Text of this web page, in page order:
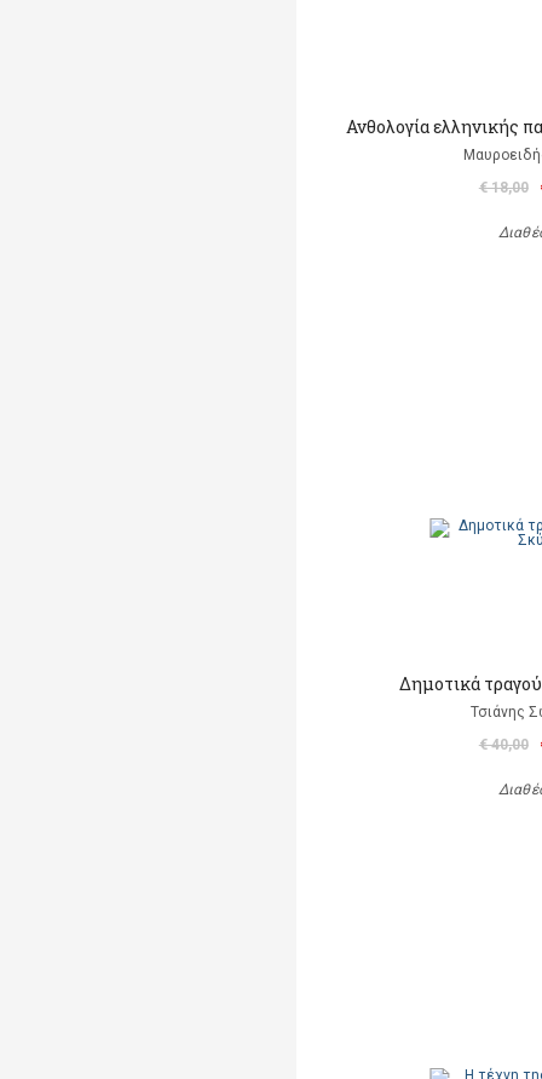
Ανθολογία ελληνικής
€ 18,00
Δημοτικά
Τσιάνης
€ 40,00